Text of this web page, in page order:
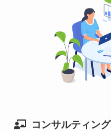
コンサルティング